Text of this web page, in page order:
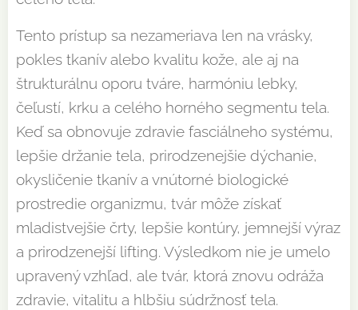
Tento prístup sa nezameriava len na vrásky,
pokles tkanív alebo kvalitu kože, ale aj na
štrukturálnu oporu tváre, harmóniu lebky,
čeľustí, krku a celého horného segmentu tela.
Keď sa obnovuje zdravie fasciálneho systému,
lepšie držanie tela, prirodzenejšie dýchanie,
okysličenie tkanív a vnútorné biologické
prostredie organizmu, tvár môže získať
mladistvejšie črty, lepšie kontúry, jemnejší výraz
a prirodzenejší lifting. Výsledkom nie je umelo
upravený vzhľad, ale tvár, ktorá znovu odráža
zdravie, vitalitu a hlbšiu súdržnosť tela.